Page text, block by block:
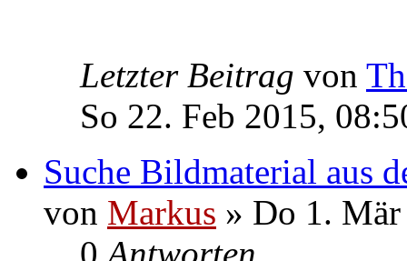
Letzter Beitrag von
So 22. Feb 2015,
Suche Bildmaterial aus
von Markus » Do 1.